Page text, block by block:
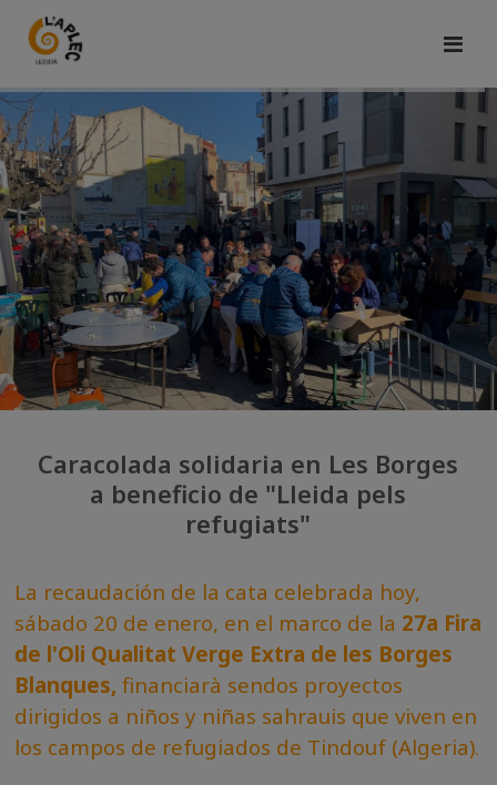
Caracolada solidaria en Les Borges
a beneficio de "Lleida pels
refugiats"
La recaudación de la cata celebrada hoy,
sábado 20 de enero, en el marco de la 27a Fira
de l'Oli Qualitat Verge Extra de les Borges
Blanques, financiarà sendos proyectos
dirigidos a niños y niñas sahrauis que viven en
los campos de refugiados de Tindouf (Algeria).